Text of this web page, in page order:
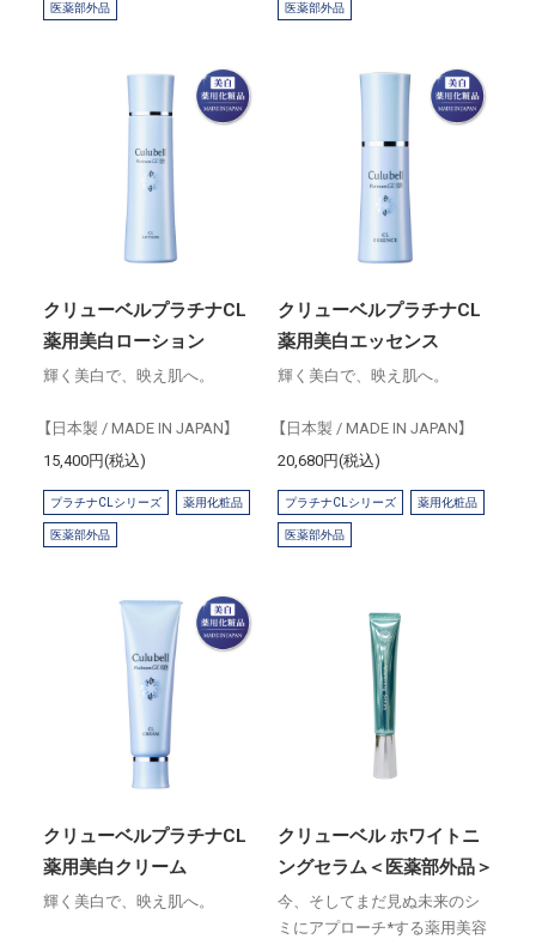
医薬部外品 医薬部外品
クリューベルプラチナCL
薬用美白ローション
輝く美白で、映え肌へ。
【日本製 / MADE IN JAPAN】
15,400円(税込)
プラチナCLシリーズ 薬用化粧品
医薬部外品
クリューベルプラチナCL
薬用美白エッセンス
輝く美白で、映え肌へ。
【日本製 / MADE IN JAPAN】
20,680円(税込)
プラチナCLシリーズ 薬用化粧品
医薬部外品
クリューベルプラチナCL
薬用美白クリーム
輝く美白で、映え肌へ。
クリューベル ホワイトニ
ングセラム＜医薬部外品＞
今、そしてまだ見ぬ未来のシ
ミにアプローチ*する薬用美容